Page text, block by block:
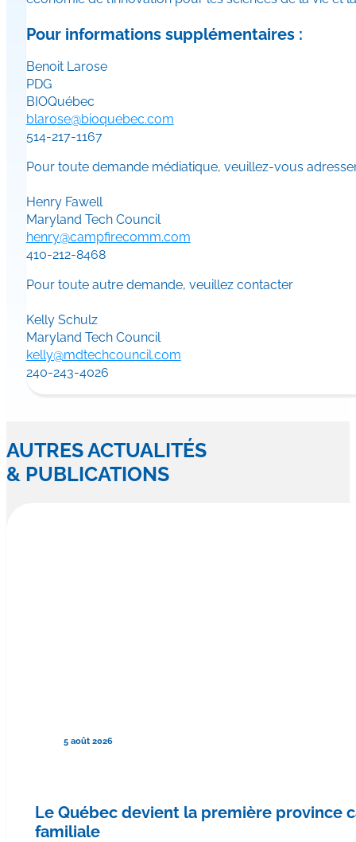
Pour informations supplémentaires :
Benoit Larose
PDG
BIOQuébec
blarose@bioquebec.com
514-217-1167
Pour toute demande médiatique, veuillez-vous
Henry Fawell
Maryland Tech Council
henry@campfirecomm.com
410-212-8468
Pour toute autre demande, veuillez contacter
Kelly Schulz
Maryland Tech Council
kelly@mdtechcouncil.com
240-243-4026
AUTRES ACTUALITÉS
& PUBLICATIONS
5 août 2026
Le Québec devient la première province
familiale